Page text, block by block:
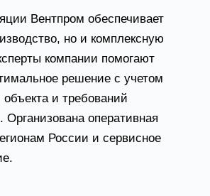
Вентпром обеспечивает
но и комплексную
компании помогают
решение с учетом
объекта и требований
Организована оперативная
России и сервисное